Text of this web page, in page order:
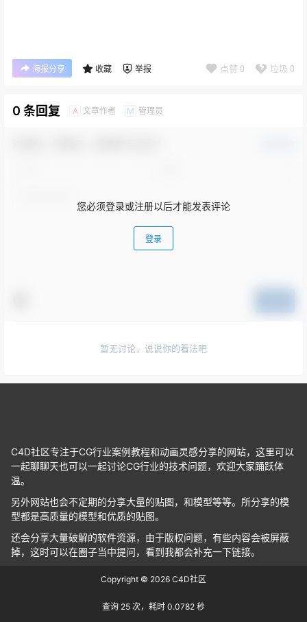
海报分享 收藏 举报 点赞 0 垃圾 0
0 条回复 A 文章作者 M 管理员
您必须登录或注册以后才能发表评论
登录
暂无讨论，说说你的看法吧
C4D社区专注于CG行业案例教程和动画灵感分享的网站，这里可以
一起聊聊天也可以一起讨论CG行业的技术问题，欢迎大家踊跃体
温。
另外网站也会不定期的分享大量的贴图，和模型等等。所分享的模
型都是高质量的模型和优质的贴图。
还会分享大量破解的软件资源，由于版权问题，有些内容会被屏蔽
掉，这时可以在圈子当中提问，看到我都会补充一下链接。
Copyright © 2026 C4D社区
查询 25 次，耗时 0.0782 秒